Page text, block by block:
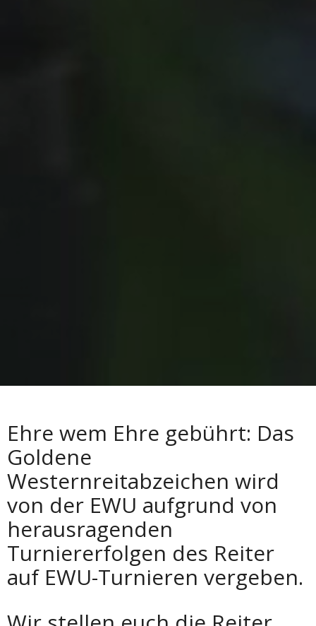
Ehre wem Ehre gebührt: Das
Goldene
Westernreitabzeichen wird
von der EWU aufgrund von
herausragenden
Turniererfolgen des Reiter
auf EWU-Turnieren vergeben.